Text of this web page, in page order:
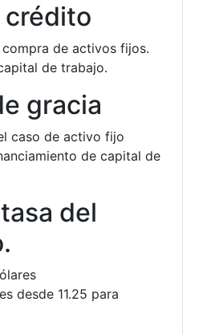
crédito
compra de activos fijos.
de trabajo.
gracia
caso de activo fijo
de capital de
del
desde 11.25 para